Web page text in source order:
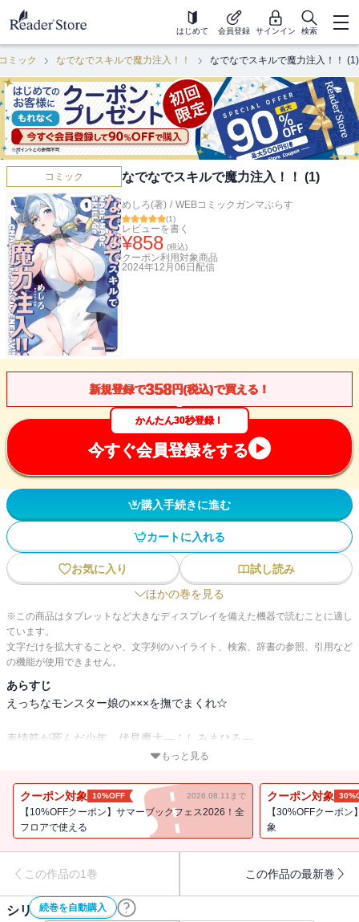
はじめて 会員登録 サインイン 検索
ミック なでなでスキルで魔力注入！！ なでなでスキルで魔力注入！！ (1)
コミック なでなでスキルで魔力注入！！ (1)
めしろ(著) / WEBコミックガンマぷらす
(1)
レビューを書く
¥858 (税込)
クーポン利用対象商品
2024年12月06日 配信
新規登録で358円(税込)で買える！
かんたん30秒登録！
今すぐ会員登録をする
購入手続きに進む
カートに入れる
お気に入り
試し読み
ほかの巻を見る
※この商品はタブレットなど大きなディスプレイを備えた機器で読むことに適し
ています。
文字だけを拡大することや、文字列のハイライト、検索、辞書の参照、引用など
の機能が使用できません。
あらすじ
えっちなモンスター娘の×××を撫でまくれ☆
表情筋が死んだ少年、伏見魔大―ふしみまひろ―。
その表情ゆえ学校では周りから恐れられ、どこにも居場所がないと
まう！
するとイカが美少女に変身するわ、「魔王様」と呼ばれるわ、勇者
が襲撃してくるわで．．．！？
居場所を求める少年の異種族ハーレム物語、ここに開幕
――！！！！！！
★単行本カバー下画像収録★
もっと見る
クーポン対象 10%OFF 2026.08.11まで
【10%OFFクーポン】サマーブックフェス2026！全
フロアで使える
クーポン対象
【30%OFFクーポ
象
この作品の1巻 この作品の最新巻
続巻を自動購入
シリーズ作品(4件)